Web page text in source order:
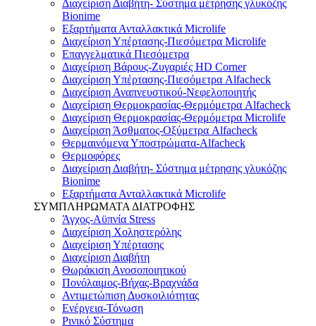
Διαχείριση Διαβήτη- Σύστημα μέτρησης γλυκόζης
Bionime
Εξαρτήματα Ανταλλακτικά Microlife
Διαχείριση Υπέρτασης-Πιεσόμετρα Microlife
Επαγγελματικά Πιεσόμετρα
Διαχείριση Βάρους-Ζυγαριές HD Corner
Διαχείριση Υπέρτασης-Πιεσόμετρα Alfacheck
Διαχείριση Αναπνευστικού-Νεφελοποιητής
Διαχείριση Θερμοκρασίας-Θερμόμετρα Alfacheck
Διαχείριση Θερμοκρασίας-Θερμόμετρα Microlife
Διαχείριση Άσθματος-Οξύμετρα Alfacheck
Θερμαινόμενα Υποστρώματα-Alfacheck
Θερμοφόρες
Διαχείριση Διαβήτη- Σύστημα μέτρησης γλυκόζης
Bionime
Εξαρτήματα Ανταλλακτικά Microlife
ΣΥΜΠΛΗΡΩΜΑΤΑ ΔΙΑΤΡΟΦΗΣ
Άγχος-Αϋπνία Stress
Διαχείριση Χοληστερόλης
Διαχείριση Υπέρτασης
Διαχείριση Διαβήτη
Θωράκιση Ανοσοποιητικού
Πονόλαιμος-Βήχας-Βραχνάδα
Αντιμετώπιση Δυσκοιλιότητας
Eνέργεια-Τόνωση
Ρινικό Σύστημα